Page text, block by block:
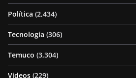
Política (2,434)
Tecnología (306)
Temuco (3,304)
Videos (229)